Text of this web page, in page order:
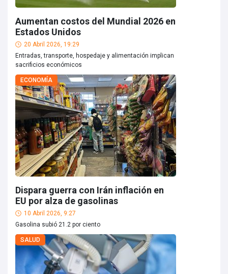
Aumentan costos del Mundial 2026 en
Estados Unidos
20 Abril 2026, 19:29
Entradas, transporte, hospedaje y alimentación implican
sacrificios económicos
ECONOMÍA
Dispara guerra con Irán inflación en
EU por alza de gasolinas
10 Abril 2026, 9:27
Gasolina subió 21.2 por ciento
SALUD